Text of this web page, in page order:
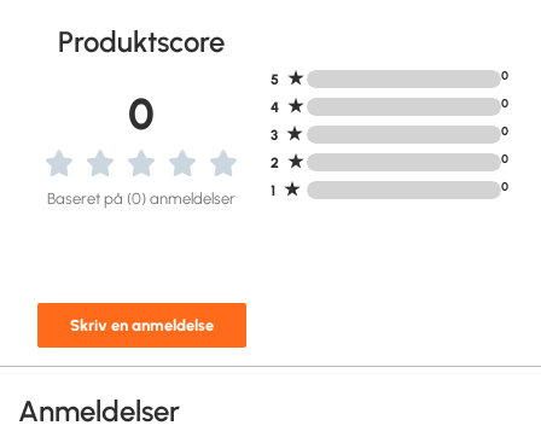
Produktscore
0
Baseret på (0) anmeldelser
Skriv en anmeldelse
5 ★ 0
4 ★ 0
3 ★ 0
2 ★ 0
1 ★ 0
Anmeldelser